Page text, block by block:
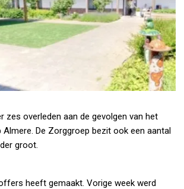
zes overleden aan de gevolgen van het
De Zorggroep bezit ook een aantal
groot.
heeft gemaakt. Vorige week werd